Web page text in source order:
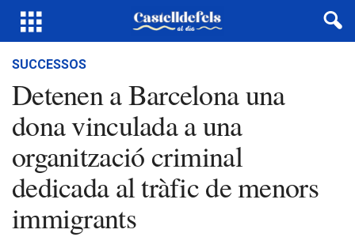
SUCCESSOS
Detenen a Barcelona una
dona vinculada a una
organització criminal
dedicada al tràfic de menors
immigrants